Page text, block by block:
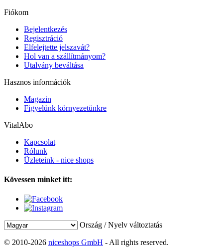
Fiókom
Bejelentkezés
Regisztráció
Elfelejtette jelszavát?
Hol van a szállítmányom?
Utalvány beváltása
Hasznos információk
Magazin
Figyelünk környezetünkre
VitalAbo
Kapcsolat
Rólunk
Üzleteink - nice shops
Kövessen minket itt:
Ország / Nyelv változtatás
© 2010-2026 niceshops GmbH - All rights reserved.